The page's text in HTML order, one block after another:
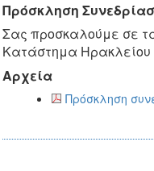
Πρόσκληση
Σας προσκαλούμε σε
Κατάστημα Ηρακλείου
Αρχεία
Πρόσκληση